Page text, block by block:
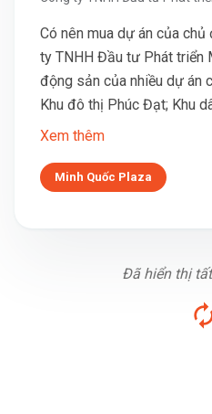
Có nên mua dự án của
ty TNHH Đầu tư Phát triển
động sản của nhiều dự án
Khu đô thị Phúc Đạt; Khu
Xem thêm
Minh Quốc Plaza
Đã hiển thị